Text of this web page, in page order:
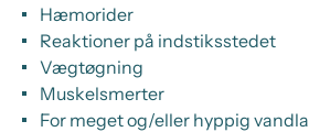
Hæmorider
Reaktioner på indstiksstedet
Vægtøgning
Muskelsmerter
For meget og/eller hyppig